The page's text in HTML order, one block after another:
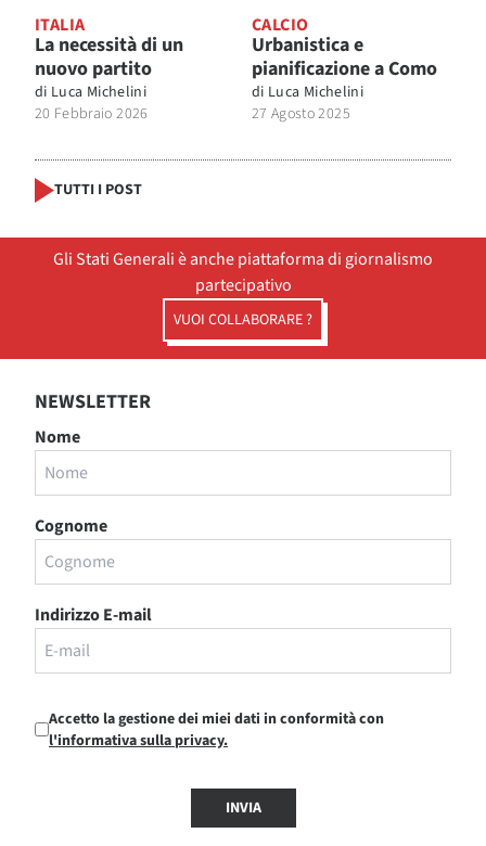
ITALIA
La necessità di un
nuovo partito
di Luca Michelini
20 Febbraio 2026
CALCIO
Urbanistica e
pianificazione a Como
di Luca Michelini
27 Agosto 2025
TUTTI I POST
Gli Stati Generali è anche piattaforma di giornalismo
partecipativo
VUOI COLLABORARE ?
NEWSLETTER
Nome
Cognome
Indirizzo E-mail
Accetto la gestione dei miei dati in conformità con
l'informativa sulla privacy.
INVIA